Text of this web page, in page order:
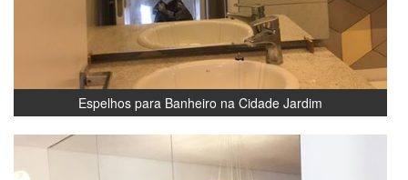
Espelhos para Banheiro na Cidade Jardim